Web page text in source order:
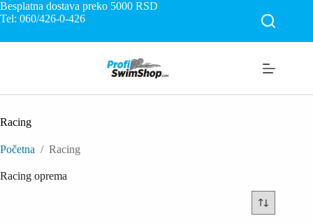
Skip
to
Besplatna dostava preko 5000 RSD
Tel: 060/426-0-426
Racing
Početna / Racing
Racing oprema